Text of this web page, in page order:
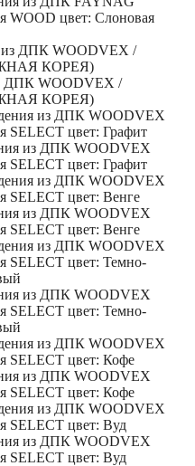
WOOD цвет: Слоновая
ДПК WOODVEX /
КОРЕЯ)
из ДПК WOODVEX
SELECT цвет: Графит
из ДПК WOODVEX
SELECT цвет: Венге
из ДПК WOODVEX
SELECT цвет: Темно-
из ДПК WOODVEX
SELECT цвет: Кофе
из ДПК WOODVEX
SELECT цвет: Вуд